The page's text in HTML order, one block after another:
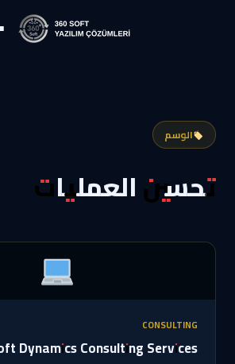
الوسم
تحسين العمليات
CONSULTING
Dynamics Consulting Services